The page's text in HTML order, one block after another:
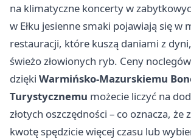
na klimatyczne koncerty w
w Ełku jesienne smaki pojawiają się w
restauracji, które kuszą daniami z
świeżo złowionych ryb. Ceny
dzięki Warmińsko-Mazurskiemu
Turystycznemu możecie liczyć na
złotych oszczędności – co oznacza, że
kwotę spędzicie więcej czasu lub